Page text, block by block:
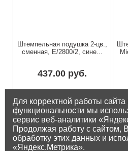
Штемпельная подушка 2-цв.,
сменная, E/2800/2, сине...
437.00 руб.
Для корректной работы
функциональности мы
сервис веб-аналитики
Продолжая работу с сайтом,
обработку этих данных и
«Яндекс.Метрика».